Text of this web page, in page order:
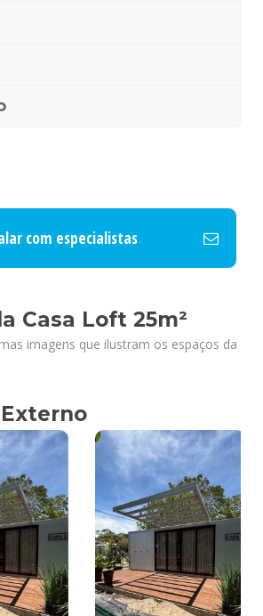
com especialistas
Casa Loft 25m²
imagens que ilustram os espaços da